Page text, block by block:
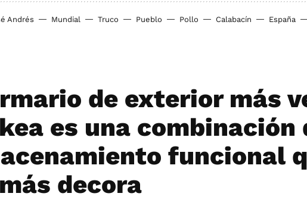
Andrés Mundial Truco Pueblo Pollo Calabacín España
de exterior más
es una combinación
funcional
decora